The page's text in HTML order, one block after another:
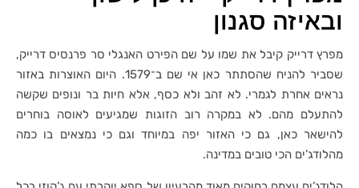
ובאיזה סגנון
מפרץ דרייק קיבל את שמו על שם הפירט האנגלי סר פרנסיס דרייק,
שסביר להניח שהסתתר כאן אי שם ב־1579. היום האוצרות באזור
נראים אחרת לגמרי. לא זהב ולא כסף, אלא חיות בר ונופים שקשה
להתעלם מהם. לא במקרה רוב הזוגות שמגיעים לאוסה בוחרים
להישאר כאן, גם כי האזור יפה במיוחד וגם כי נמצאים בו כמה
מהלודג’ים הכי טובים במדינה.